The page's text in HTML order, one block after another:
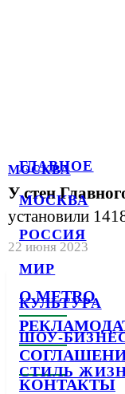
ГЛАВНОЕ
МОСКВА
РОССИЯ
МИР
КУЛЬТУРА
ШОУ-
СТИЛЬ
МОСКВА
У стен
установили
22 июня 2023
О METRO
КОНТАКТЫ